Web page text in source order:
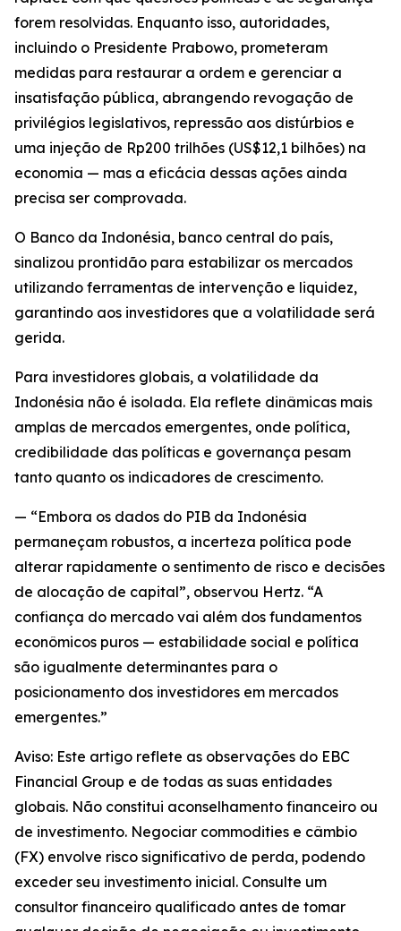
forem resolvidas. Enquanto isso, autoridades,
incluindo o Presidente Prabowo, prometeram
medidas para restaurar a ordem e gerenciar a
insatisfação pública, abrangendo revogação de
privilégios legislativos, repressão aos distúrbios e
uma injeção de Rp200 trilhões (US$12,1 bilhões) na
economia — mas a eficácia dessas ações ainda
precisa ser comprovada.
O Banco da Indonésia, banco central do país,
sinalizou prontidão para estabilizar os mercados
utilizando ferramentas de intervenção e liquidez,
garantindo aos investidores que a volatilidade será
gerida.
Para investidores globais, a volatilidade da
Indonésia não é isolada. Ela reflete dinâmicas mais
amplas de mercados emergentes, onde política,
credibilidade das políticas e governança pesam
tanto quanto os indicadores de crescimento.
— “Embora os dados do PIB da Indonésia
permaneçam robustos, a incerteza política pode
alterar rapidamente o sentimento de risco e decisões
de alocação de capital”, observou Hertz. “A
confiança do mercado vai além dos fundamentos
econômicos puros — estabilidade social e política
são igualmente determinantes para o
posicionamento dos investidores em mercados
emergentes.”
Aviso: Este artigo reflete as observações do EBC
Financial Group e de todas as suas entidades
globais. Não constitui aconselhamento financeiro ou
de investimento. Negociar commodities e câmbio
(FX) envolve risco significativo de perda, podendo
exceder seu investimento inicial. Consulte um
consultor financeiro qualificado antes de tomar